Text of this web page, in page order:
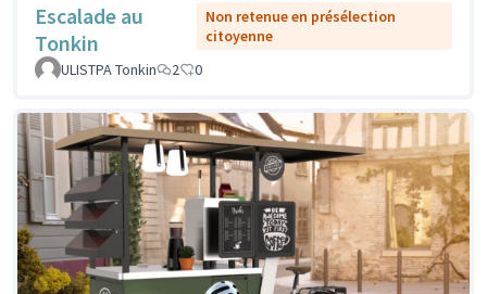
Escalade au
Tonkin
Non retenue en présélection
citoyenne
ULISTPA Tonkin
2 0